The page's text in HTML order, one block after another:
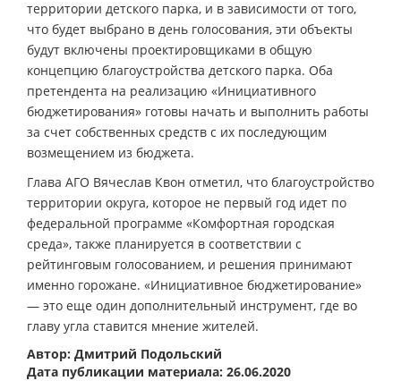
территории детского парка, и в зависимости от того,
что будет выбрано в день голосования, эти объекты
будут включены проектировщиками в общую
концепцию благоустройства детского парка. Оба
претендента на реализацию «Инициативного
бюджетирования» готовы начать и выполнить работы
за счет собственных средств с их последующим
возмещением из бюджета.
Глава АГО Вячеслав Квон отметил, что благоустройство
территории округа, которое не первый год идет по
федеральной программе «Комфортная городская
среда», также планируется в соответствии с
рейтинговым голосованием, и решения принимают
именно горожане. «Инициативное бюджетирование»
— это еще один дополнительный инструмент, где во
главу угла ставится мнение жителей.
Автор: Дмитрий Подольский
Дата публикации материала: 26.06.2020